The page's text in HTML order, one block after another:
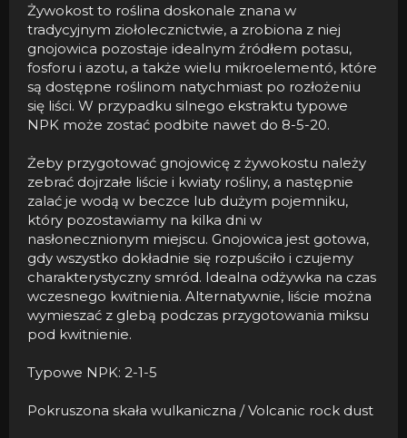
Żywokost to roślina doskonale znana w
tradycyjnym ziołolecznictwie, a zrobiona z niej
gnojowica pozostaje idealnym źródłem potasu,
fosforu i azotu, a także wielu mikroelementó, które
są dostępne roślinom natychmiast po rozłożeniu
się liści. W przypadku silnego ekstraktu typowe
NPK może zostać podbite nawet do 8-5-20.
Żeby przygotować gnojowicę z żywokostu należy
zebrać dojrzałe liście i kwiaty rośliny, a następnie
zalać je wodą w beczce lub dużym pojemniku,
który pozostawiamy na kilka dni w
nasłonecznionym miejscu. Gnojowica jest gotowa,
gdy wszystko dokładnie się rozpuściło i czujemy
charakterystyczny smród. Idealna odżywka na czas
wczesnego kwitnienia. Alternatywnie, liście można
wymieszać z glebą podczas przygotowania miksu
pod kwitnienie.
Typowe NPK: 2-1-5
Pokruszona skała wulkaniczna / Volcanic rock dust